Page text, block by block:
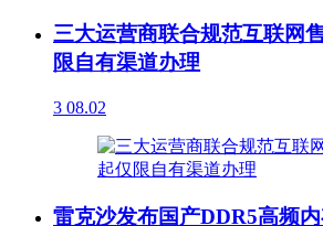
三大运营商联合规范互联网
限自有渠道办理
3 08.02
雷克沙发布国产DDR5高频内